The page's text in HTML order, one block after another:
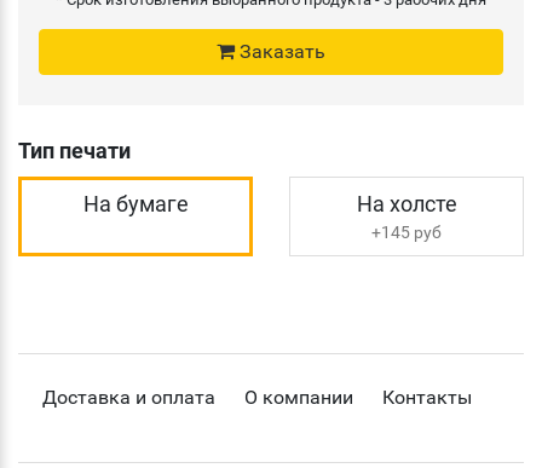
Заказать
Тип печати
На бумаге На холсте
+145 руб
Доставка и оплата О компании Контакты